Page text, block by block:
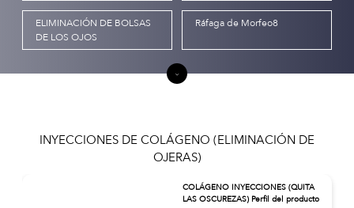
ELIMINACIÓN DE BOLSAS
DE LOS OJOS
Ráfaga de Morfeo8
INYECCIONES DE COLÁGENO (ELIMINACIÓN DE
OJERAS)
COLÁGENO INYECCIONES (QUITA
LAS OSCUREZAS) Perfil del producto